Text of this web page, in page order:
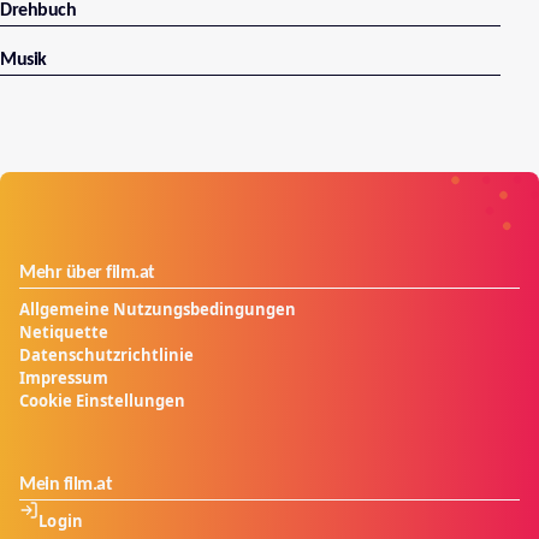
Drehbuch
Musik
Mehr über film.at
Allgemeine Nutzungsbedingungen
Netiquette
Datenschutzrichtlinie
Impressum
Cookie Einstellungen
Mein film.at
Login